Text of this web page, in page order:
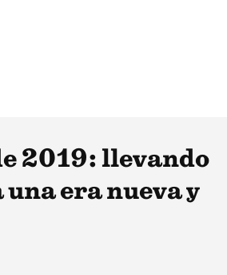
2019: llevando
una era nueva y